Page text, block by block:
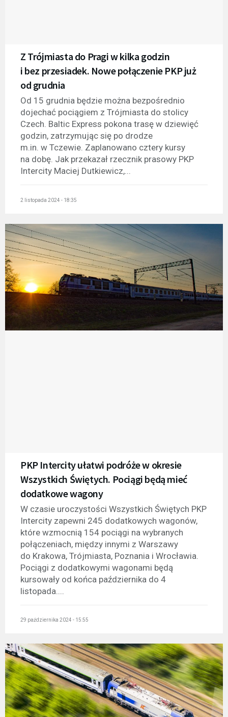
Z Trójmiasta do Pragi w kilka godzin
i bez przesiadek. Nowe połączenie PKP już
od grudnia
Od 15 grudnia będzie można bezpośrednio
dojechać pociągiem z Trójmiasta do stolicy
Czech. Baltic Express pokona trasę w dziewięć
godzin, zatrzymując się po drodze
m.in. w Tczewie. Zaplanowano cztery kursy
na dobę. Jak przekazał rzecznik prasowy PKP
Intercity Maciej Dutkiewicz,...
2 listopada 2024 - 18:35
PKP Intercity ułatwi podróże w okresie
Wszystkich Świętych. Pociągi będą mieć
dodatkowe wagony
W czasie uroczystości Wszystkich Świętych PKP
Intercity zapewni 245 dodatkowych wagonów,
które wzmocnią 154 pociągi na wybranych
połączeniach, między innymi z Warszawy
do Krakowa, Trójmiasta, Poznania i Wrocławia.
Pociągi z dodatkowymi wagonami będą
kursowały od końca października do 4
listopada....
29 października 2024 - 15:55